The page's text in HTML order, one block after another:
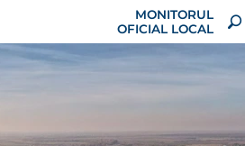
MONITORUL
OFICIAL LOCAL